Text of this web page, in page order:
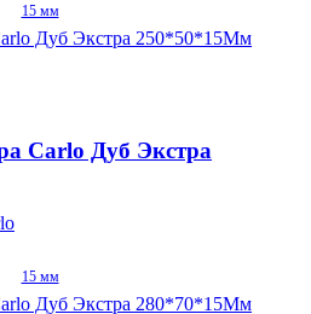
15 мм
Carlo Дуб Экстра
15 мм